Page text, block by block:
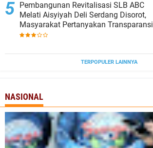
‎Pembangunan Revitalisasi SLB ABC
Melati Aisyiyah Deli Serdang Disorot,
Masyarakat Pertanyakan Transparansi
dan Pagu Anggaran
TERPOPULER LAINNYA
NASIONAL